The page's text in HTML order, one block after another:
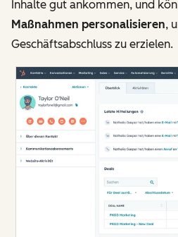
Inhalte gut ankommen, und
Maßnahmen personalisieren,
Geschäftsabschluss zu erzielen.